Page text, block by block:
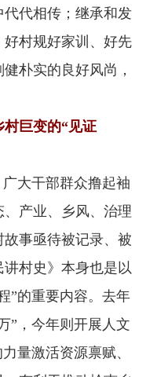
代相传；继承和发
村规好家训、好先
朴实的良好风尚，
巨变的“见证
大干部群众撸起袖
产业、乡风、治理
事亟待被记录、被
村史》本身也是以
”的重要内容。去年
”，今年则开展人文
量激活资源禀赋、